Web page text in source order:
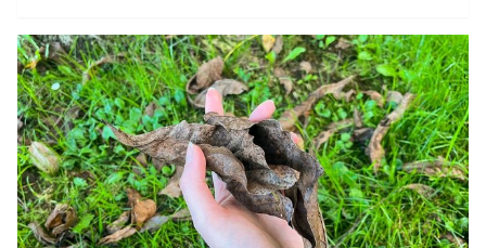
przedmiotem licznych sąsiedzkich sporów.Co
robić, jeśli liście waszego sąsiada spadną na
waszą działkę? To jeszcze nie powód do
wszczynania sąsiedzkiej awantury. Zobaczcie, co
na ten temat mówią normy prawne, a
rozstrzygniecie ten spór w mgnieniu oka.